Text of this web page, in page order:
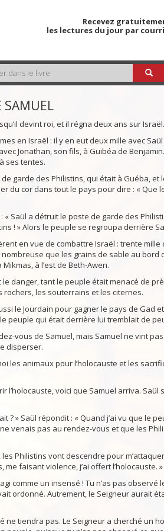
Recevez
les lectures du jour par
SAMUEL
devint roi, et il régna deux ans sur Israël.
en Israël : il y en eut deux mille avec
Jonathan, son fils, à Guibéa de
ses tentes.
garde des Philistins, qui était à Guéba, et
du cor dans tout le pays pour dire : « Que
« Saül a détruit le poste de garde des
! » Alors le peuple se regroupa derrière
en vue de combattre Israël : trente mille
que les grains de sable au bord
à l’est de Beth-Awen.
le danger, tant le peuple était menacé de
rochers, les souterrains et les citernes.
le Jourdain pour gagner le pays de Gad
peuple qui était derrière lui tremblait de
vous de Samuel, mais Samuel ne vint
disperser.
les animaux pour l’holocauste et les
l’holocauste, voici que Samuel arriva.
? » Saül répondit : « Quand j’ai vu que le
venais pas au rendez-vous et que les
Philistins vont descendre pour
me faisant violence, j’ai offert l’holocauste. »
comme un insensé ! Tu n’as pas observé
ordonné. Autrement, le Seigneur aurait
ne tiendra pas. Le Seigneur a cherché un